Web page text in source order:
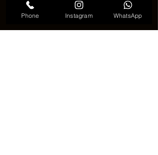
Phone Instagram WhatsApp